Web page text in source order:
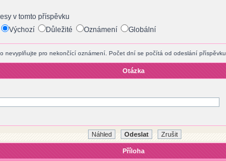
v tomto příspěvku
Výchozí Důležité Oznámení Globální
nevyplňujte pro nekončící oznámení. Počet dní se počítá od odeslání příspěvku.
Otázka
Příloha